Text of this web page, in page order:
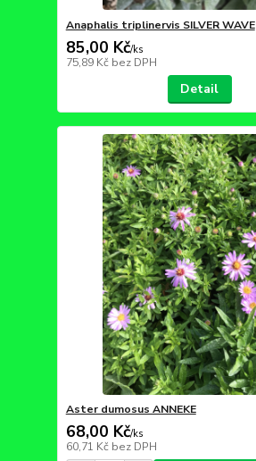
Anaphalis triplinervis SILVER WAVE
85,00 Kč/ks
75,89 Kč bez DPH
Detail
Aster dumosus ANNEKE
68,00 Kč/ks
60,71 Kč bez DPH